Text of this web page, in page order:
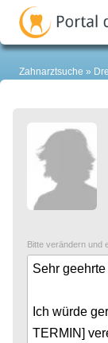
Zahnarztsuche
Bitte verändern und